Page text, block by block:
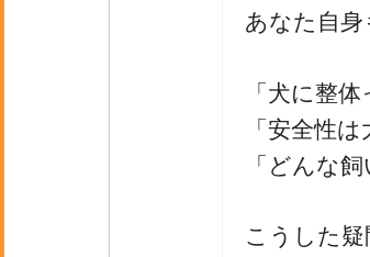
あなた自身
「犬に整
「安全性は
「どんな
こうした